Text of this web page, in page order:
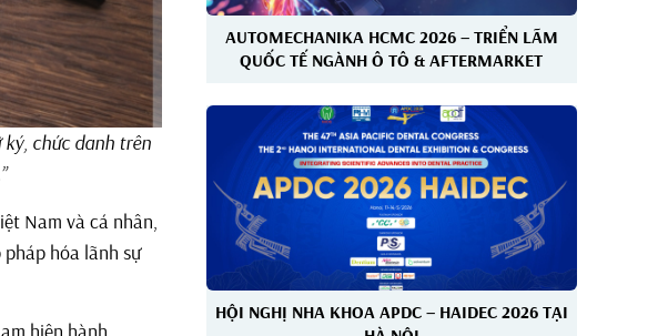
ký, chức danh trên
Nam và cá nhân,
hóa lãnh sự
hiện hành
AUTOMECHANIKA HCMC 2026 – TRIỂN LÃM
QUỐC TẾ NGÀNH Ô TÔ & AFTERMARKET
HỘI NGHỊ NHA KHOA APDC – HAIDEC 2026 TẠI